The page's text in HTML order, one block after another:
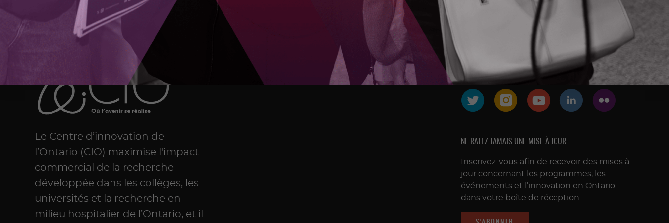
Le Centre d’innovation de
l’Ontario (CIO) maximise l'impact
commercial de la recherche
développée dans les collèges, les
universités et la recherche en
milieu hospitalier de l’Ontario, et il
FOLLOW & CONNECT
NE RATEZ JAMAIS UNE MISE À JOUR
Inscrivez-vous afin de recevoir des mises à
jour concernant les programmes, les
événements et l’innovation en Ontario
dans votre boîte de réception